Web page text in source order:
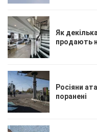
Як
продають
Росіяни
поранені